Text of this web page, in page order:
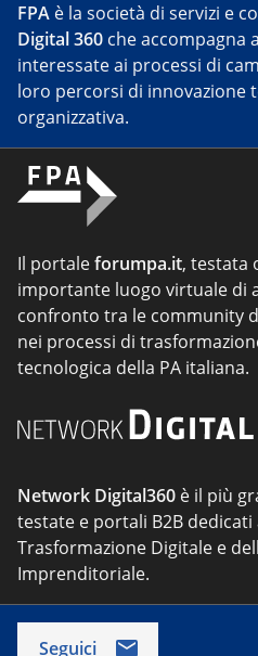
FPA è la società di servizi e
Digital 360 che accompagna
interessate ai processi di
loro percorsi di innovazione
organizzativa.
Il portaleforumpa.it, testata
importante luogo virtuale di
confronto tra le community
nei processi di
tecnologica della PA italiana.
Network Digital360 è il più
testate e portali B2B dedicati
Trasformazione Digitale e
Imprenditoriale.
Seguici